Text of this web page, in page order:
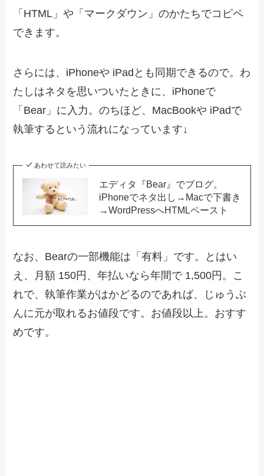
「HTML」や「マークダウン」のかたちでコピペ
できます。
さらには、iPhoneや iPadとも同期できるので。わ
たしはネタを思いついたときに、iPhoneで
「Bear」に入力。のちほど、MacBookや iPadで
執筆するという流れになっています↓
あわせて読みたい
エディタ『Bear』でブログ。
iPhoneでネタ出し→Macで下書き
→WordPressへHTMLペースト
なお、Bearの一部機能は「有料」です。とはい
え、月額 150円、年払いなら年間で 1,500円。こ
れで、執筆作業がはかどるのであれば、じゅうぶ
んに元が取れるお値段です。お値段以上。おすす
めです。